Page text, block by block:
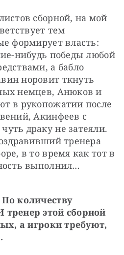
сборной, на мой
тем
формирует власть:
нибудь победы любой
а бабло
норовит ткнуть
немцев, Анюков и
в рукопожатии после
Акинфеев с
драку не затеяли.
тренера
в то время как тот в
выполнил…
количеству
этой сборной
а игроки требуют,